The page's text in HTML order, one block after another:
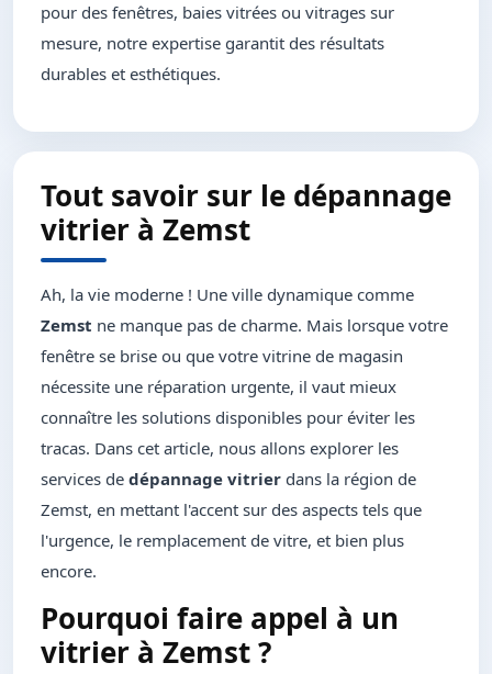
pour des fenêtres, baies vitrées ou vitrages sur
mesure, notre expertise garantit des résultats
durables et esthétiques.
Tout savoir sur le dépannage
vitrier à Zemst
Ah, la vie moderne ! Une ville dynamique comme
Zemst ne manque pas de charme. Mais lorsque votre
fenêtre se brise ou que votre vitrine de magasin
nécessite une réparation urgente, il vaut mieux
connaître les solutions disponibles pour éviter les
tracas. Dans cet article, nous allons explorer les
services de dépannage vitrier dans la région de
Zemst, en mettant l'accent sur des aspects tels que
l'urgence, le remplacement de vitre, et bien plus
encore.
Pourquoi faire appel à un
vitrier à Zemst ?